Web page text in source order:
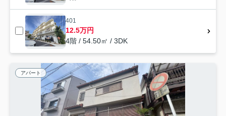
401
12.5万円
4階 / 54.50㎡ / 3DK
アパート